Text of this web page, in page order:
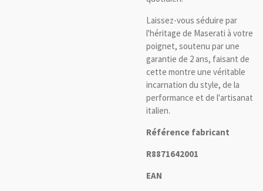
Laissez-vous séduire par
l'héritage de Maserati à votre
poignet, soutenu par une
garantie de 2 ans, faisant de
cette montre une véritable
incarnation du style, de la
performance et de l'artisanat
italien.
Référence fabricant
R8871642001
EAN